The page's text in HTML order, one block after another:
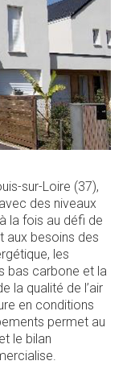
sur-Loire (37),
des niveaux
la fois au défi de
aux besoins des
les
bas carbone et la
la qualité de l’air
en conditions
permet au
le bilan